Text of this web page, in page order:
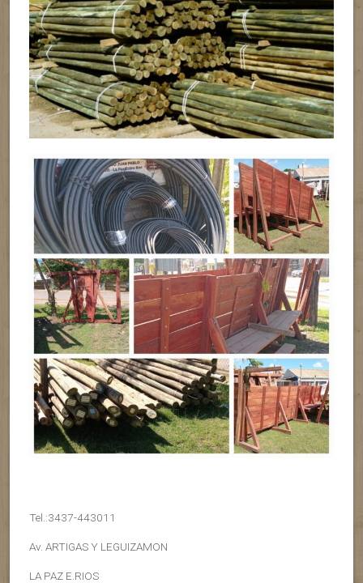
Tel.:3437-443011
Av. ARTIGAS Y LEGUIZAMON
LA PAZ E.RIOS